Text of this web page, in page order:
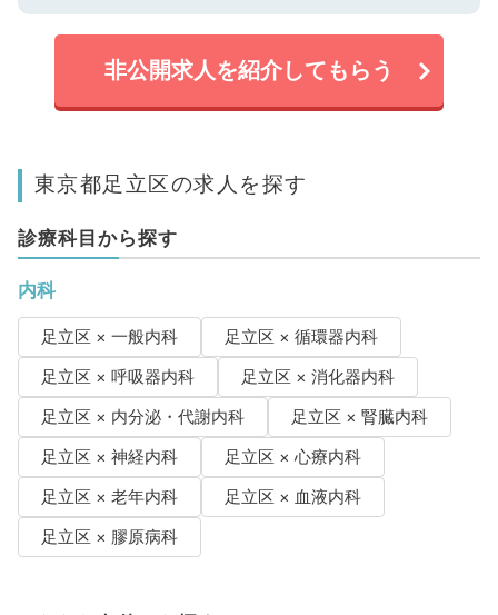
非公開求人を紹介してもらう
東京都足立区の求人を探す
診療科目から探す
内科
足立区 × 一般内科
足立区 × 循環器内科
足立区 × 呼吸器内科
足立区 × 消化器内科
足立区 × 内分泌・代謝内科
足立区 × 腎臓内科
足立区 × 神経内科
足立区 × 心療内科
足立区 × 老年内科
足立区 × 血液内科
足立区 × 膠原病科